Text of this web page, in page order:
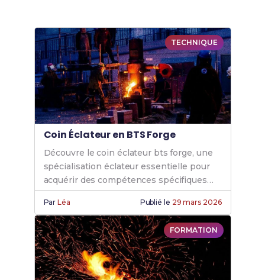
TECHNIQUE
Coin Éclateur en BTS Forge
Découvre le coin éclateur bts forge, une
spécialisation éclateur essentielle pour
acquérir des compétences spécifiques
grâce à nos formations éclateur forge de
qualité.
ParLéa Publié le 29 mars 2026
FORMATION